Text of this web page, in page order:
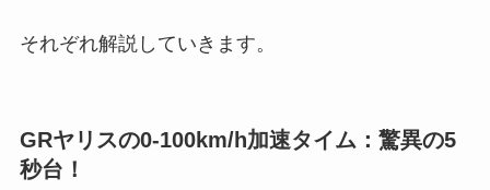
それぞれ解説していきます。
GRヤリスの0-100km/h加速タイム：驚異の5
秒台！